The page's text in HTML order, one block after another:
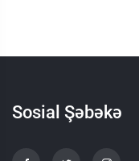
Sosial Şəbəkə